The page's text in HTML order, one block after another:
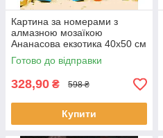
Картина за номерами з
алмазною мозаїкою
Ананасова екзотика 40x50 см
SANTI (954906)
Готово до відправки
328,90 ₴ 598 ₴
Купити